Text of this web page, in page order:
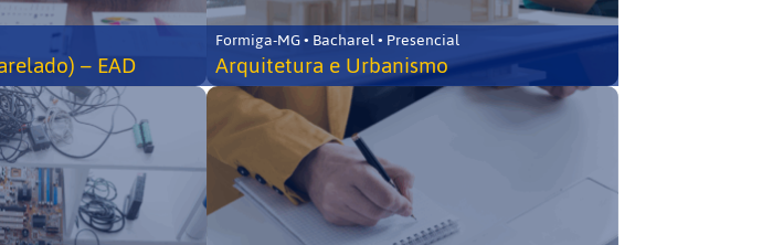
– EAD
Formiga-MG • Bacharel • Presencial
Arquitetura e Urbanismo